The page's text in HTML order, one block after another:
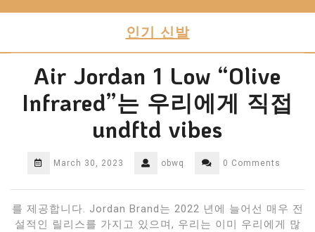
인기 신발
Air Jordan 1 Low “Olive
Infrared”는 우리에게 직접
undftd vibes
March 30, 2023 obwq 0 Comments
를 제공합니다. Jordan Brand는 2022 년에 늘어선 매우 전
설적인 릴리스를 가지고 있으며, 우리는 이미 우리에게 많